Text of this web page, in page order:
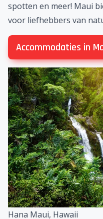
spotten en meer! Maui
voor liefhebbers van
Accommodaties in
Hana Maui, Hawaii